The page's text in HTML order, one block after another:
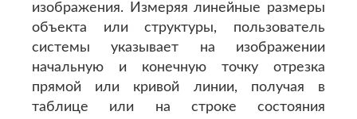
изображения. Измеряя линейные размеры
объекта или структуры, пользователь
системы указывает на изображении
начальную и конечную точку отрезка
прямой или кривой линии, получая в
таблице или на строке состояния